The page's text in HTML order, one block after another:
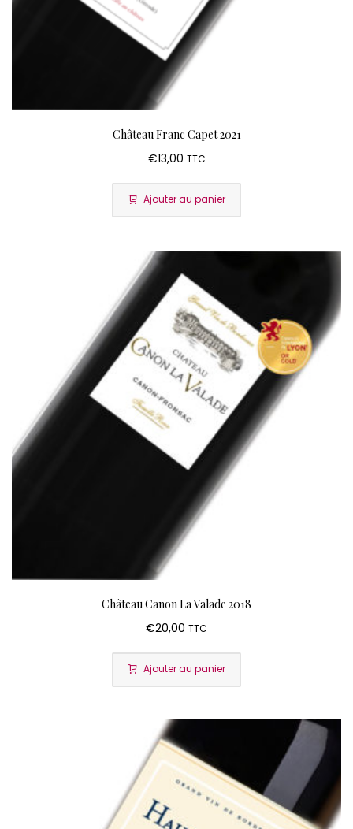
Château Franc Capet 2021
€13,00 TTC
Ajouter au panier
Château Canon La Valade 2018
€20,00 TTC
Ajouter au panier